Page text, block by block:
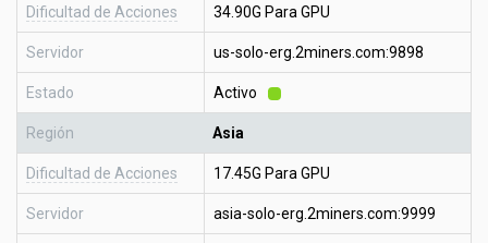
Dificultad de Acciones 34.90G Para GPU
Servidor us-solo-erg.2miners.com:9898
Estado Activo
Región Asia
Dificultad de Acciones 17.45G Para GPU
Servidor asia-solo-erg.2miners.com:9999